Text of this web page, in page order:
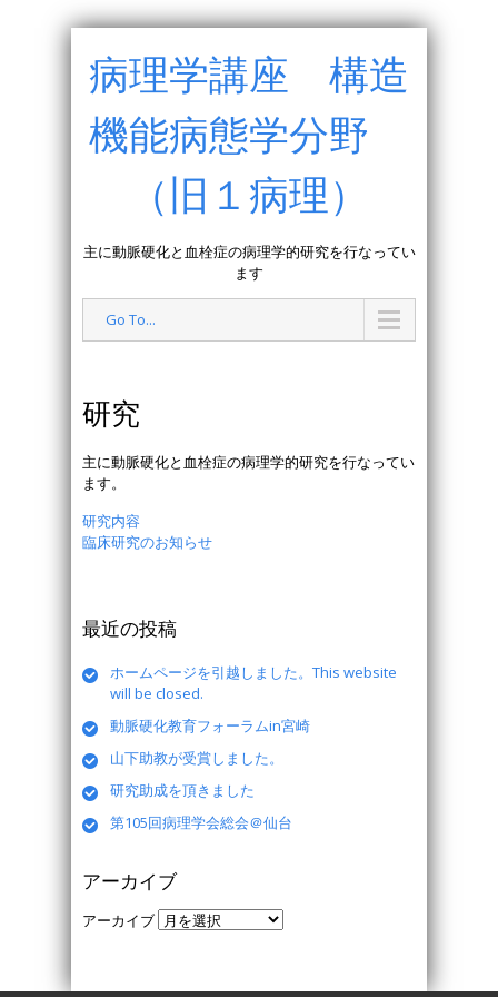
病理学講座 構造
機能病態学分野
（旧１病理）
主に動脈硬化と血栓症の病理学的研究を行なってい
ます
Go To...
研究
主に動脈硬化と血栓症の病理学的研究を行なってい
ます。
研究内容
臨床研究のお知らせ
最近の投稿
ホームページを引越しました。This website
will be closed.
動脈硬化教育フォーラムin宮崎
山下助教が受賞しました。
研究助成を頂きました
第105回病理学会総会＠仙台
アーカイブ
アーカイブ